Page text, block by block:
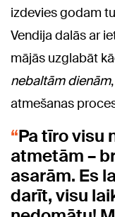
izdevies godam
Vendija dalās ar
mājās uzglabāt
nebaltām dienām
atmešanas
Pa tīro visu
atmetām –
asarām. Es
darīt, visu